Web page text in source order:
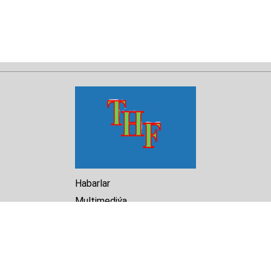
Habarlar
Multimediýa